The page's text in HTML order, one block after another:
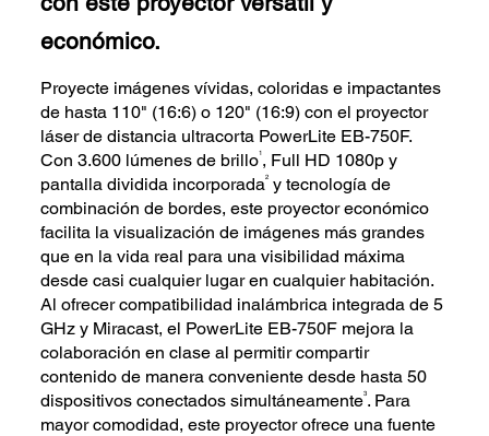
económico.
Proyecte imágenes vívidas, coloridas e impactantes
de hasta 110" (16:6) o 120" (16:9) con el proyector
láser de distancia ultracorta PowerLite EB-750F.
Con 3.600 lúmenes de brillo1, Full HD 1080p y
pantalla dividida incorporada2 y tecnología de
combinación de bordes, este proyector económico
facilita la visualización de imágenes más grandes
que en la vida real para una visibilidad máxima
desde casi cualquier lugar en cualquier habitación.
Al ofrecer compatibilidad inalámbrica integrada de 5
GHz y Miracast, el PowerLite EB-750F mejora la
colaboración en clase al permitir compartir
contenido de manera conveniente desde hasta 50
dispositivos conectados simultáneamente3. Para
mayor comodidad, este proyector ofrece una fuente